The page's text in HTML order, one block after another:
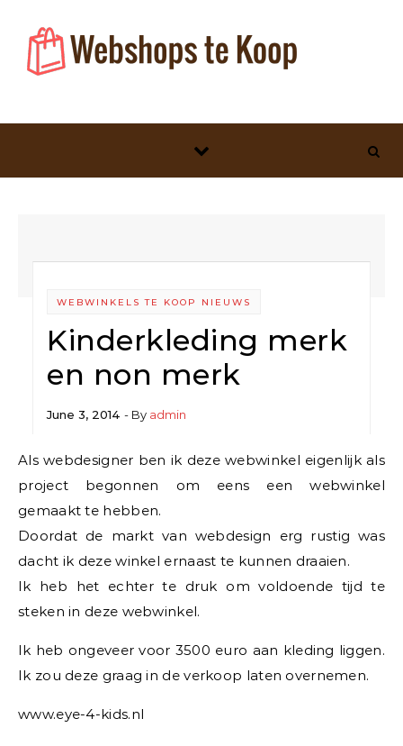
WEBWINKELS TE KOOP NIEUWS
Kinderkleding merk
en non merk
June 3, 2014 - By admin
Als webdesigner ben ik deze webwinkel eigenlijk als
project begonnen om eens een webwinkel
gemaakt te hebben.
Doordat de markt van webdesign erg rustig was
dacht ik deze winkel ernaast te kunnen draaien.
Ik heb het echter te druk om voldoende tijd te
steken in deze webwinkel.
Ik heb ongeveer voor 3500 euro aan kleding liggen.
Ik zou deze graag in de verkoop laten overnemen.
www.eye-4-kids.nl